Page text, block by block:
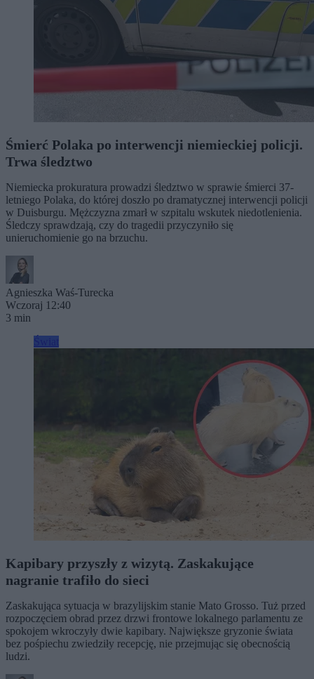
Śmierć Polaka po interwencji niemieckiej policji.
Trwa śledztwo
Niemiecka prokuratura prowadzi śledztwo w sprawie śmierci 37-
letniego Polaka, do której doszło po dramatycznej interwencji policji
w Duisburgu. Mężczyzna zmarł w szpitalu wskutek niedotlenienia.
Śledczy sprawdzają, czy do tragedii przyczyniło się
unieruchomienie go na brzuchu.
Agnieszka Waś-Turecka
Wczoraj 12:40
3 min
Kapibary przyszły z wizytą. Zaskakujące
nagranie trafiło do sieci
Zaskakująca sytuacja w brazylijskim stanie Mato Grosso. Tuż przed
rozpoczęciem obrad przez drzwi frontowe lokalnego parlamentu ze
spokojem wkroczyły dwie kapibary. Największe gryzonie świata
bez pośpiechu zwiedziły recepcję, nie przejmując się obecnością
ludzi.